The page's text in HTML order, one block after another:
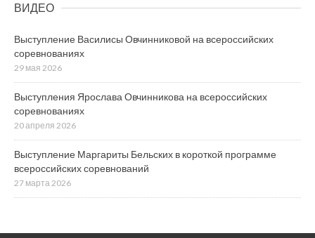
ВИДЕО
Выступление Василисы Овчинниковой на всероссийских
соревнованиях
29 мая 2026
Выступления Ярослава Овчинникова на всероссийских
соревнованиях
20 апреля 2026
Выступление Маргариты Бельских в короткой программе
всероссийских соревнований
27 марта 2026